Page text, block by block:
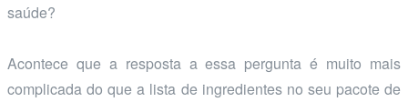
saúde?
Acontece que a resposta a essa pergunta é muito mais
complicada do que a lista de ingredientes no seu pacote de